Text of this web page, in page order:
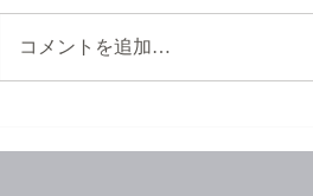
お待たせいたしました
コメントを追加…